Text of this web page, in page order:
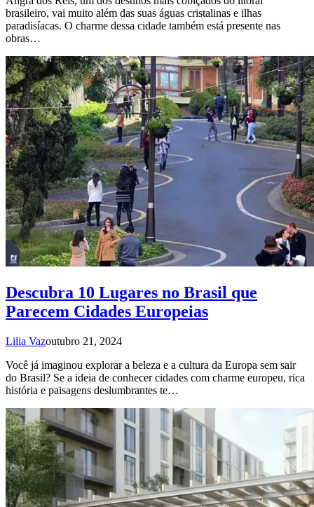
brasileiro, vai muito além das suas águas cristalinas e ilhas
paradisíacas. O charme dessa cidade também está presente nas
obras…
Descubra 10 Lugares no Brasil que
Parecem Cidades Europeias
Lilia Vazoutubro 21, 2024
Você já imaginou explorar a beleza e a cultura da Europa sem sair
do Brasil? Se a ideia de conhecer cidades com charme europeu, rica
história e paisagens deslumbrantes te…